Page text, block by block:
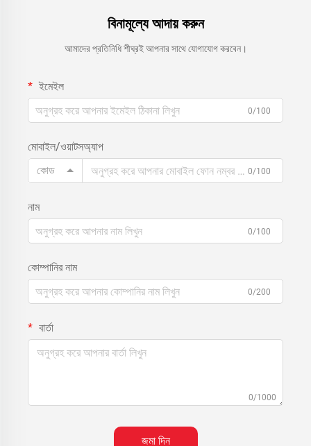
বিনামূল্যে আদায় করুন
আমাদের প্রতিনিধি শীঘ্রই আপনার সাথে যোগাযোগ করবেন।
ইমেইল
0/100
মোবাইল/ওয়াটসঅ্যাপ
কোড
0/100
নাম
0/100
কোম্পানির নাম
0/200
বার্তা
0/1000
জমা দিন